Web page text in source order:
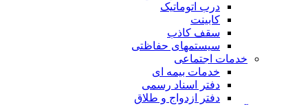
درب اتوماتیک
کابینت
سقف کاذب
سیستمهای حفاظتی
خدمات اجتماعی
خدمات بیمه ای
دفتر اسناد رسمی
دفتر ازدواج و طلاق